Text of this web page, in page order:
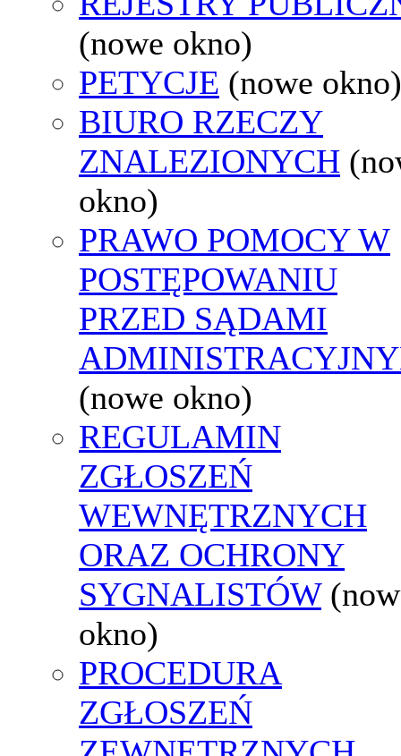
(nowe okno)
PETYCJE (nowe okno)
BIURO RZECZY
ZNALEZIONYCH
okno)
PRAWO POMOCY W
POSTĘPOWANIU
PRZED SĄDAMI
(nowe okno)
REGULAMIN
ZGŁOSZEŃ
WEWNĘTRZNYCH
ORAZ OCHRONY
SYGNALISTÓW
okno)
PROCEDURA
ZGŁOSZEŃ